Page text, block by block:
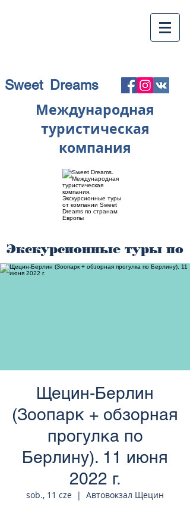
Sweet Dreams
Международная
туристическая
компания
Экскурсионные туры по
странам Европы
Щецин-Берлин
(Зоопарк + обзорная
прогулка по
Берлину). 11 июня
2022 г.
sob., 11 cze
  |
Автовокзал Щецин